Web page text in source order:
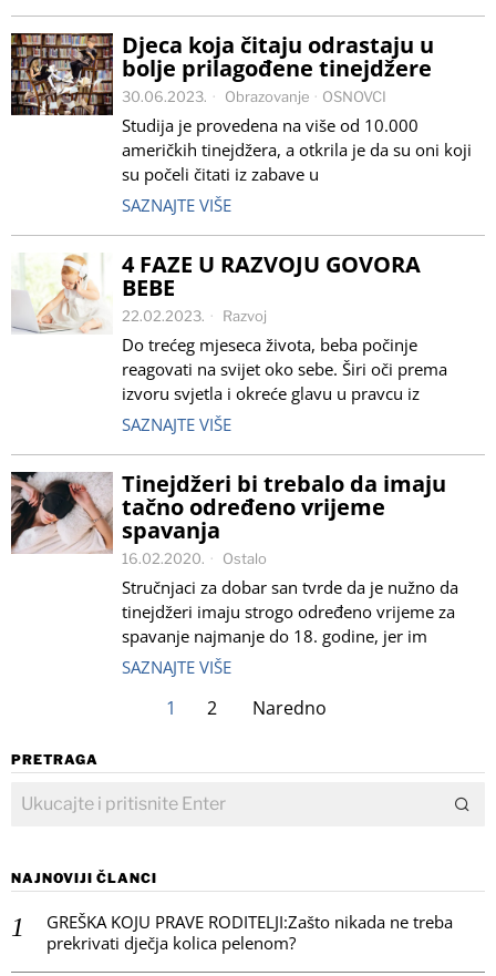
Djeca koja čitaju odrastaju u
bolje prilagođene tinejdžere
30.06.2023. Obrazovanje · OSNOVCI
Studija je provedena na više od 10.000
američkih tinejdžera, a otkrila je da su oni koji
su počeli čitati iz zabave u
SAZNAJTE VIŠE
4 FAZE U RAZVOJU GOVORA
BEBE
22.02.2023. Razvoj
Do trećeg mjeseca života, beba počinje
reagovati na svijet oko sebe. Širi oči prema
izvoru svjetla i okreće glavu u pravcu iz
SAZNAJTE VIŠE
Tinejdžeri bi trebalo da imaju
tačno određeno vrijeme
spavanja
16.02.2020. Ostalo
Stručnjaci za dobar san tvrde da je nužno da
tinejdžeri imaju strogo određeno vrijeme za
spavanje najmanje do 18. godine, jer im
SAZNAJTE VIŠE
1 2 Naredno
PRETRAGA
NAJNOVIJI ČLANCI
GREŠKA KOJU PRAVE RODITELJI:Zašto nikada ne treba
prekrivati dječja kolica pelenom?